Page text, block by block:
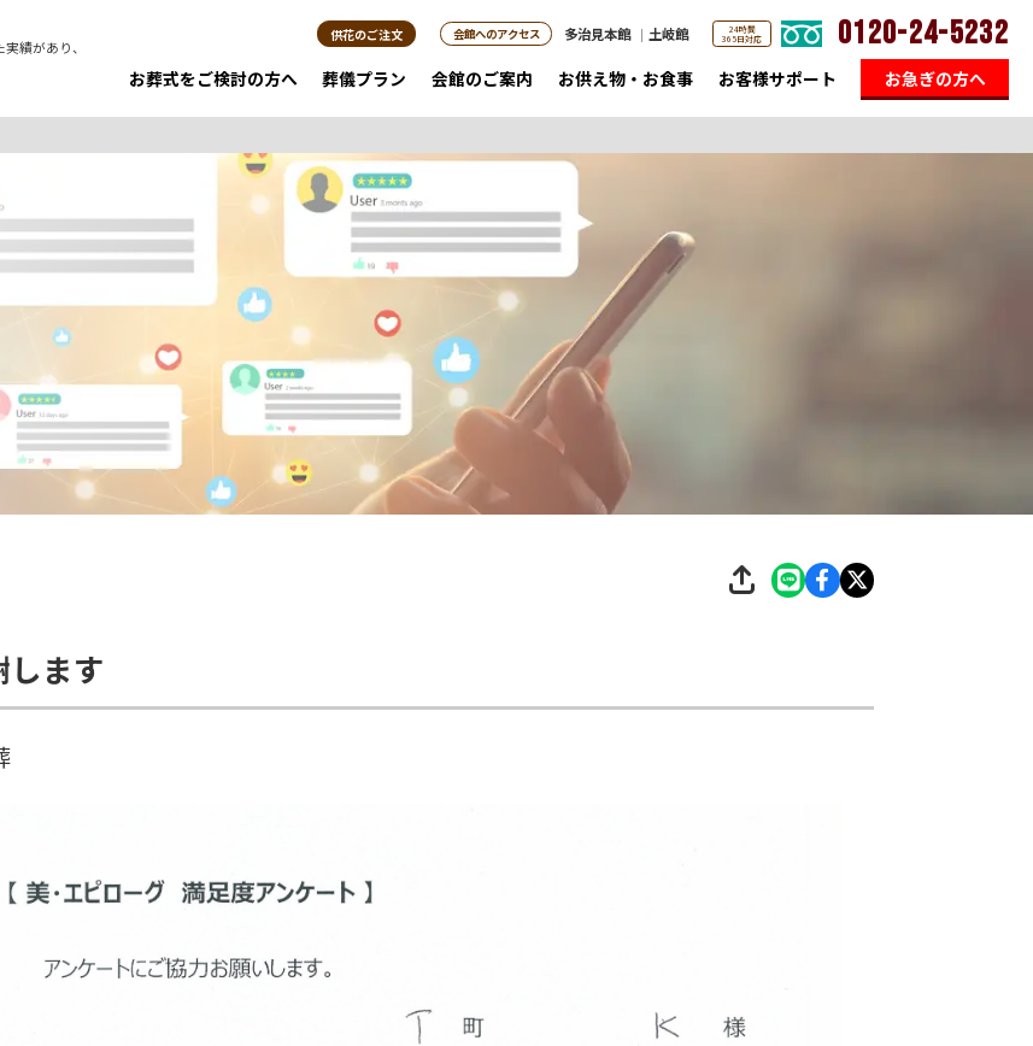
績があり、
供花のご注文 会館へのアクセス 多治見本館 土岐館
24時間
365日対応
0120-24-5232
お葬式をご検討の方へ 葬儀プラン 会館のご案内 お供え物・お食事 お客様サポート お急ぎの方へ
ます